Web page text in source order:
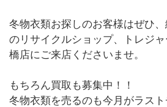
冬物衣類お探しのお客様はぜひ
のリサイクルショップ、トレジ
橋店にご来店くださいませ。
もちろん買取も募集中！！
冬物衣類を売るのも今月がラスト